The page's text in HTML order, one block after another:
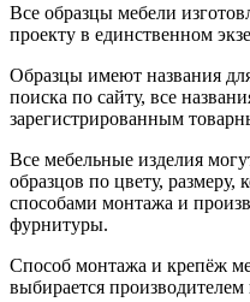
Все образцы мебели
проекту в единственном
Образцы имеют названия
поиска по сайту, все
зарегистрированным
Все мебельные изделия
образцов по цвету,
способами монтажа и
фурнитуры.
Способ монтажа и крепёж
выбирается